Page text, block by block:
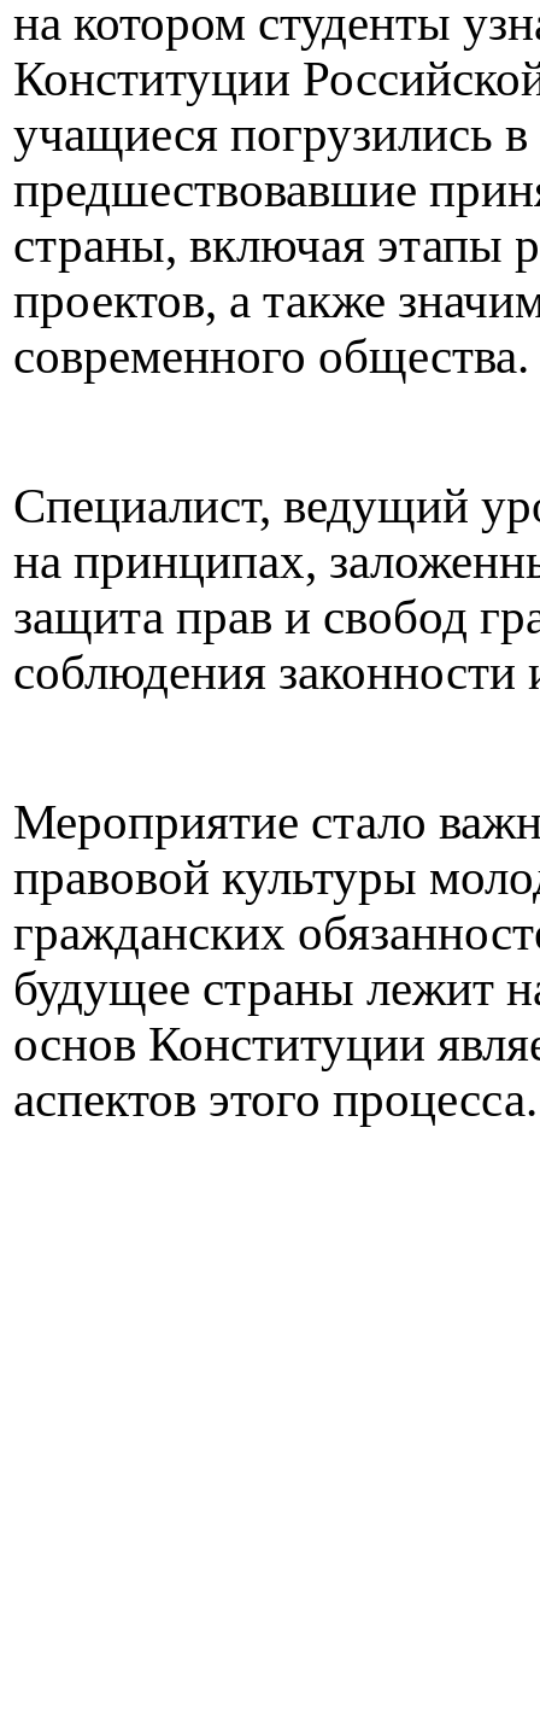
на котором студенты
Конституции
учащиеся погрузились
предшествовавшие
страны, включая этапы
проектов, а также
современного общества.
Специалист, ведущий
на принципах,
защита прав и свобод
соблюдения законности
Мероприятие стало
правовой культуры
гражданских
будущее страны лежит
основ Конституции
аспектов этого процесса.